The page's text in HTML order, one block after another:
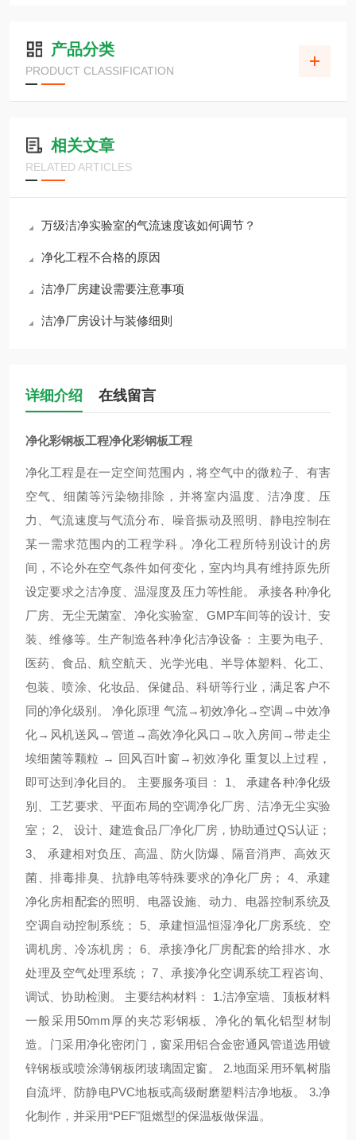
产品分类
PRODUCT CLASSIFICATION
相关文章
RELATED ARTICLES
万级洁净实验室的气流速度该如何调节？
净化工程不合格的原因
洁净厂房建设需要注意事项
洁净厂房设计与装修细则
详细介绍 在线留言
净化彩钢板工程净化彩钢板工程
净化工程是在一定空间范围内，将空气中的微粒子、有害
空气、细菌等污染物排除，并将室内温度、洁净度、压
力、气流速度与气流分布、噪音振动及照明、静电控制在
某一需求范围内的工程学科。净化工程所特别设计的房
间，不论外在空气条件如何变化，室内均具有维持原先所
设定要求之洁净度、温湿度及压力等性能。
承接各种净化
厂房、无尘无菌室、净化实验室、 GMP车间等的设计、安
装、维修等。生产制造各种净化洁净设备：
主要为电子、
医药、食品、航空航天、光学光电、半导体塑料、化工、
包装、喷涂、化妆品、保健品、科研等行业，满足客户不
同的净化级别。
净化原理 气流→初效净化→空调→中效净
化→风机送风→管道→高效净化风口→吹入房间→带走尘
埃细菌等颗粒 → 回风百叶窗→初效净化 重复以上过程，
即可达到净化目的。
主要服务项目： 1
承建各种净化级
别、工艺要求、平面布局的空调净化厂房、洁净无尘实验
室；
2 设计、建造食品厂净化厂房，协助通过QS认证；
3
承建相对负压、高温、防火防爆、隔音消声、高效灭
菌、排毒排臭、抗静电等特殊要求的净化厂房；
4、承建
净化房相配套的照明、电器设施、动力、电器控制系统及
空调自动控制系统；
5、承建恒温恒湿净化厂房系统、空
调机房、冷冻机房；
6、承接净化厂房配套的给排水、水
处理及空气处理系统； 7 、承接净化空调系统工程咨询、
调试、协助检测。
主要结构材料： 1.洁净室墙、顶板材料
一般采用 50mm 厚的夹芯彩钢板、净化的氧化铝型材制
造。门采用净化密闭门，窗采用铝合金密通风管道选用镀
锌钢板或喷涂薄钢板闭玻璃固定窗。
2.地面采用环氧树脂
自流坪、防静电PVC地板或高级耐磨塑料洁净地板。 3.净
化制作，并采用“PEF"阻燃型的保温板做保温。